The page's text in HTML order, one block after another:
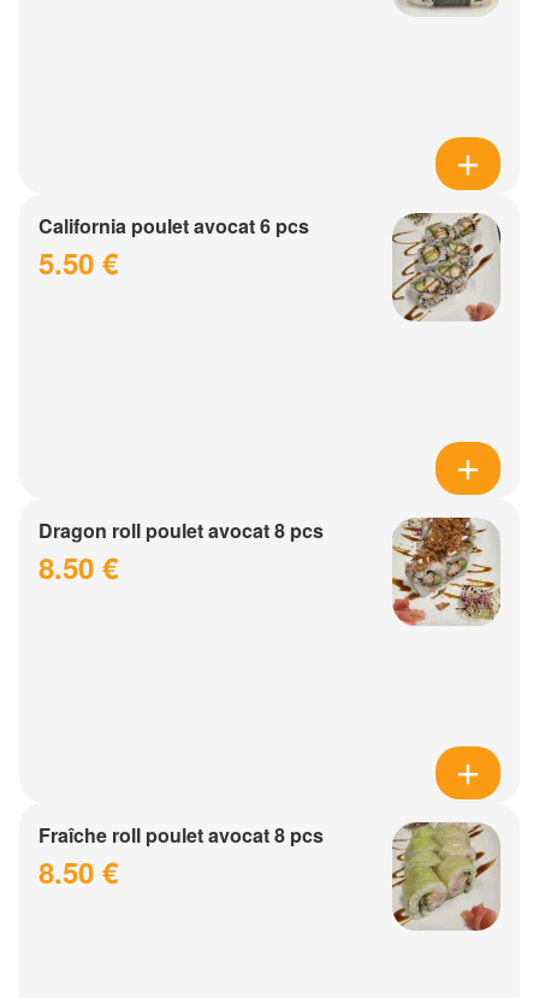
California poulet avocat 6 pcs
5.50 €
Dragon roll poulet avocat 8 pcs
8.50 €
Fraîche roll poulet avocat 8 pcs
8.50 €